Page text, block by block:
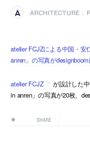
ARCHITECTURE
atelier FCJZによる中国・安
anren」の写真が
atelier FCJZ
が設計した
in anren」の写真が20枚、
SHARE